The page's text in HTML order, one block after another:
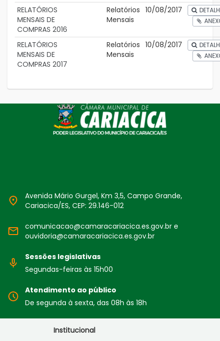
RELATÓRIOS
MENSAIS DE
COMPRAS 2016
Relatórios
Mensais
10/08/2017
RELATÓRIOS
MENSAIS DE
COMPRAS 2017
Relatórios
Mensais
10/08/2017
Avenida Mário Gurgel, Km 3,5, Campo Grande,
Cariacica/ES, CEP: 29.146-012
comunicacao@camaracariacica.es.gov.br e
ouvidoria@camaracariacica.es.gov.br
Sessões legislativas
Segundas-feiras às 15h00
Atendimento ao público
De segunda à sexta, das 08h às 18h
Institucional